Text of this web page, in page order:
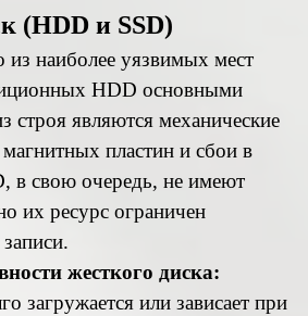
(HDD и SSD)
из наиболее уязвимых мест
HDD основными
строя являются механические
пластин и сбои в
в свою очередь, не имеют
их ресурс ограничен
жесткого диска:
загружается или зависает при